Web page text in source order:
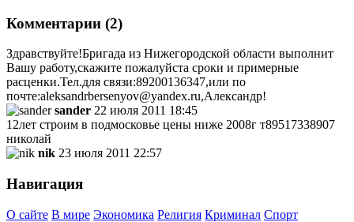
Комментарии (2)
Здравствуйте!Бригада из Нижегородской области выполнит
Вашу работу,скажите пожалуйста сроки и примерные
расценки.Тел.для связи:89200136347,или по
почте:aleksandrbersenyov@yandex.ru,Александр!
sander 22 июля 2011 18:45
12лет строим в подмосковье цены ниже 2008г т89517338907
николай
nik 23 июля 2011 22:57
Навигация
О сайте В мире Экономика Религия Криминал Спорт